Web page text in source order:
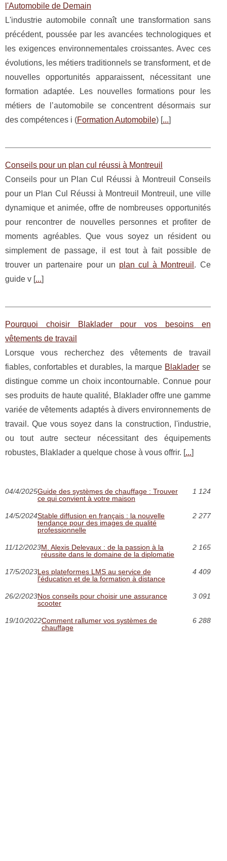
l'Automobile de Demain
L'industrie automobile connaît une transformation sans
précédent, poussée par les avancées technologiques et
les exigences environnementales croissantes. Avec ces
évolutions, les métiers traditionnels se transforment, et de
nouvelles opportunités apparaissent, nécessitant une
formation adaptée. Les nouvelles formations pour les
métiers de l’automobile se concentrent désormais sur
des compétences i (Formation Automobile) [...]
Conseils pour un plan cul réussi à Montreuil
Conseils pour un Plan Cul Réussi à Montreuil Conseils
pour un Plan Cul Réussi à Montreuil Montreuil, une ville
dynamique et animée, offre de nombreuses opportunités
pour rencontrer de nouvelles personnes et profiter de
moments agréables. Que vous soyez un résident ou
simplement de passage, il est tout à fait possible de
trouver un partenaire pour un plan cul à Montreuil . Ce
guide v [...]
Pourquoi choisir Blaklader pour vos besoins en
vêtements de travail
Lorsque vous recherchez des vêtements de travail
fiables, confortables et durables, la marque Blaklader se
distingue comme un choix incontournable. Connue pour
ses produits de haute qualité, Blaklader offre une gamme
variée de vêtements adaptés à divers environnements de
travail. Que vous soyez dans la construction, l'industrie,
ou tout autre secteur nécessitant des équipements
robustes, Blaklader a quelque chose à vous offrir. [...]
04/4/2025Guide des systèmes de chauffage : Trouver
ce qui convient à votre maison
1 124
14/5/2024Stable diffusion en français : la nouvelle
tendance pour des images de qualité
professionnelle
2 277
11/12/2023M. Alexis Delevaux : de la passion à la
réussite dans le domaine de la diplomatie
2 165
17/5/2023Les plateformes LMS au service de
l'éducation et de la formation à distance
4 409
26/2/2023Nos conseils pour choisir une assurance
scooter
3 091
19/10/2022Comment rallumer vos systèmes de
chauffage
6 288